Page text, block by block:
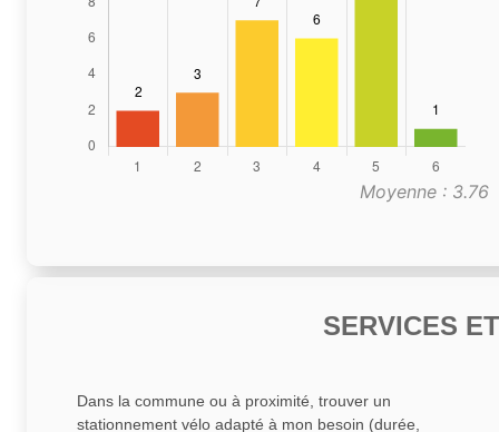
Moyenne : 3.76
SERVICES
Dans la commune ou à proximité, trouver un
stationnement vélo adapté à mon besoin (durée,